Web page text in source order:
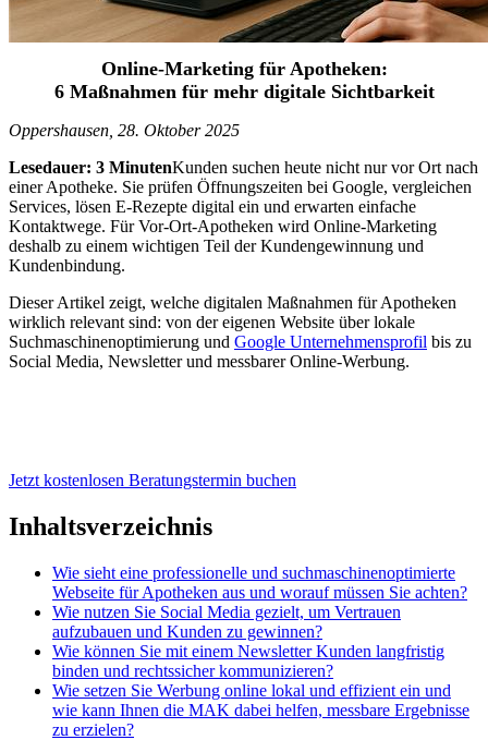
Online-Marketing für Apotheken:
6 Maßnahmen für mehr digitale Sichtbarkeit
Oppershausen, 28. Oktober 2025
Lesedauer: 3 MinutenKunden suchen heute nicht nur vor Ort nach
einer Apotheke. Sie prüfen Öffnungszeiten bei Google, vergleichen
Services, lösen E-Rezepte digital ein und erwarten einfache
Kontaktwege. Für Vor-Ort-Apotheken wird Online-Marketing
deshalb zu einem wichtigen Teil der Kundengewinnung und
Kundenbindung.
Dieser Artikel zeigt, welche digitalen Maßnahmen für Apotheken
wirklich relevant sind: von der eigenen Website über lokale
Suchmaschinenoptimierung und Google Unternehmensprofil bis zu
Social Media, Newsletter und messbarer Online-Werbung.
Jetzt kostenlosen Beratungstermin buchen
Inhaltsverzeichnis
Wie sieht eine professionelle und suchmaschinenoptimierte
Webseite für Apotheken aus und worauf müssen Sie achten?
Wie nutzen Sie Social Media gezielt, um Vertrauen
aufzubauen und Kunden zu gewinnen?
Wie können Sie mit einem Newsletter Kunden langfristig
binden und rechtssicher kommunizieren?
Wie setzen Sie Werbung online lokal und effizient ein und
wie kann Ihnen die MAK dabei helfen, messbare Ergebnisse
zu erzielen?